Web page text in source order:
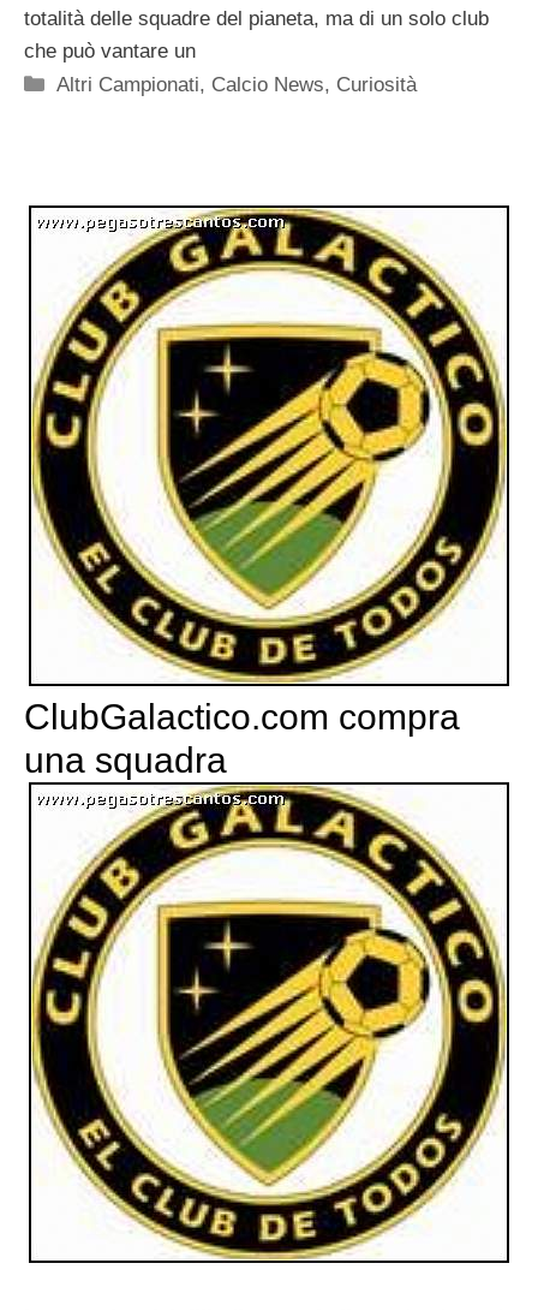
totalità delle squadre del pianeta, ma di un solo club
che può vantare un
Categorie
Altri Campionati, Calcio News, Curiosità
ClubGalactico.com compra
una squadra